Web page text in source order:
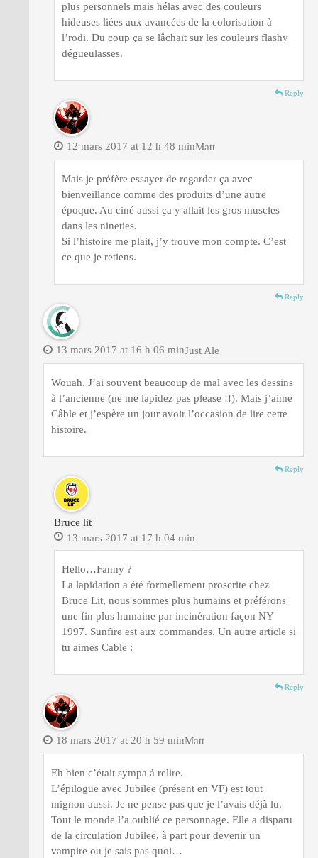
plus personnels mais hélas avec des couleurs
hideuses liées aux avancées de la colorisation à
l’rodi. Du coup ça se lâchait sur les couleurs flashy
dégueulasses.
Reply
Matt
12 mars 2017 at 12 h 48 min
Mais je préfère essayer de regarder ça avec
bienveillance comme des produits d’une autre
époque. Au ciné aussi ça y allait les gros muscles
dans les nineties.
Si l’histoire me plait, j’y trouve mon compte. C’est
ce que je retiens.
Reply
Just Ale
13 mars 2017 at 16 h 06 min
Wouah. J’ai souvent beaucoup de mal avec les dessins
à l’ancienne (ne me lapidez pas please !!). Mais j’aime
Câble et j’espère un jour avoir l’occasion de lire cette
histoire.
Reply
Bruce lit
13 mars 2017 at 17 h 04 min
Hello…Fanny ?
La lapidation a été formellement proscrite chez
Bruce Lit, nous sommes plus humains et préférons
une fin plus humaine par incinération façon NY
1997. Sunfire est aux commandes. Un autre article si
tu aimes Cable :
Reply
Matt
18 mars 2017 at 20 h 59 min
Eh bien c’était sympa à relire.
L’épilogue avec Jubilee (présent en VF) est tout
mignon aussi. Je ne pense pas que je l’avais déjà lu.
Tout le monde l’a oublié ce personnage. Elle a disparu
de la circulation Jubilee, à part pour devenir un
vampire ou je sais pas quoi…